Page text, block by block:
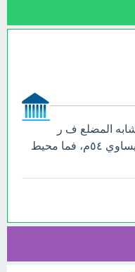
المضلع ف ر
و ش، وكان محيط المضلع أ ب ج د يساوي ٥٤م، فما محيط